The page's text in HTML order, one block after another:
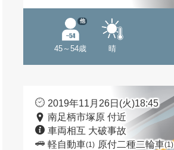
45～54歳
他
晴
2019年11月26日(火)18:45
南足柄市塚原 付近
車両相互 大破事故
軽自動車(1) 原付二種二輪車(1)